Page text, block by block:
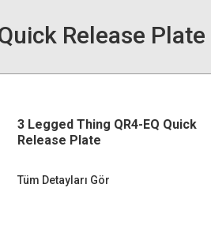
Release Plate
3 Legged Thing QR4-EQ Quick
Release Plate
Tüm Detayları Gör